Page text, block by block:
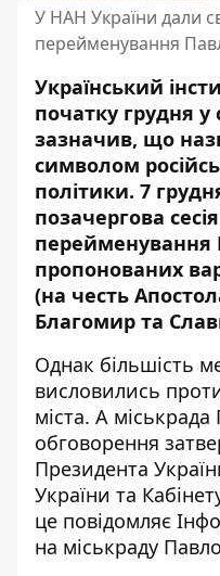
У НАН України дали
перейменування
Український
початку грудня у
зазначив, що
символом
політики. 7
позачергова
перейменування
пропонованих
(на честь
Благомир та
Однак більшість
висловились
міста. А
обговорення
Президента
України та
це повідомляє
на міськраду